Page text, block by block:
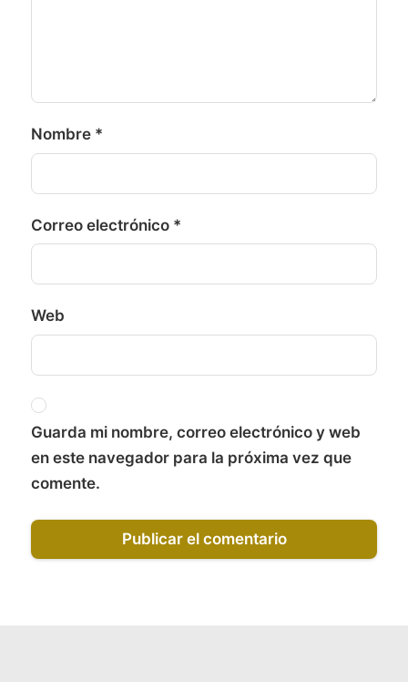
Nombre *
Correo electrónico *
Web
Guarda mi nombre, correo electrónico y web
en este navegador para la próxima vez que
comente.